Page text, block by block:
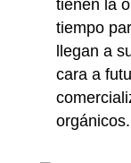
tienen la
tiempo
llegan a
cara a
orgánicos.